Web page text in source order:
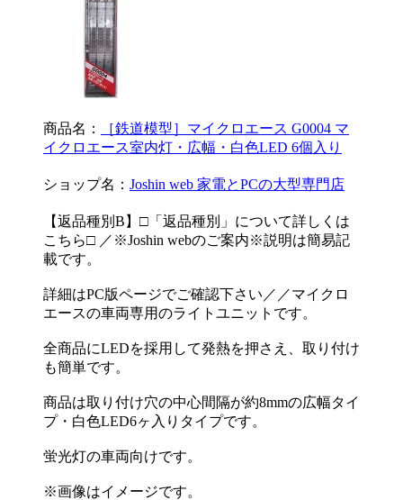
商品名：
［鉄道模型］マイクロエース G0004 マ
イクロエース室内灯・広幅・白色LED 6個入り
ショップ名： Joshin web 家電とPCの大型専門店
【返品種別B】□「返品種別」について詳しくは
こちら□ ／※Joshin webのご案内※説明は簡易記
載です。
詳細はPC版ページでご確認下さい／／マイクロ
エースの車両専用のライトユニットです。
全商品にLEDを採用して発熱を押さえ、取り付け
も簡単です。
商品は取り付け穴の中心間隔が約8mmの広幅タイ
プ・白色LED6ヶ入りタイプです。
蛍光灯の車両向けです。
※画像はイメージです。